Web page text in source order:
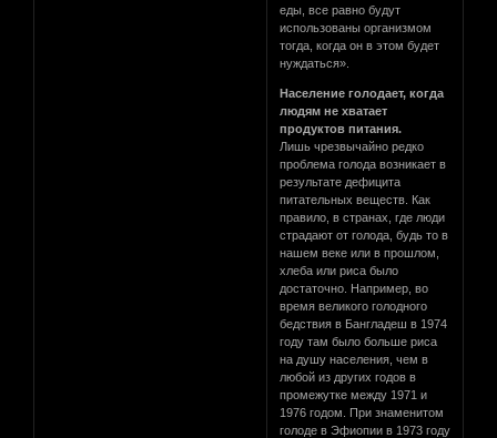
еды, все равно будут
использованы организмом
тогда, когда он в этом будет
нуждаться».
Население голодает, когда
людям не хватает
продуктов питания.
Лишь чрезвычайно редко
проблема голода возникает в
результате дефицита
питательных веществ. Как
правило, в странах, где люди
страдают от голода, будь то в
нашем веке или в прошлом,
хлеба или риса было
достаточно. Например, во
время великого голодного
бедствия в Бангладеш в 1974
году там было больше риса
на душу населения, чем в
любой из других годов в
промежутке между 1971 и
1976 годом. При знаменитом
голоде в Эфиопии в 1973 году